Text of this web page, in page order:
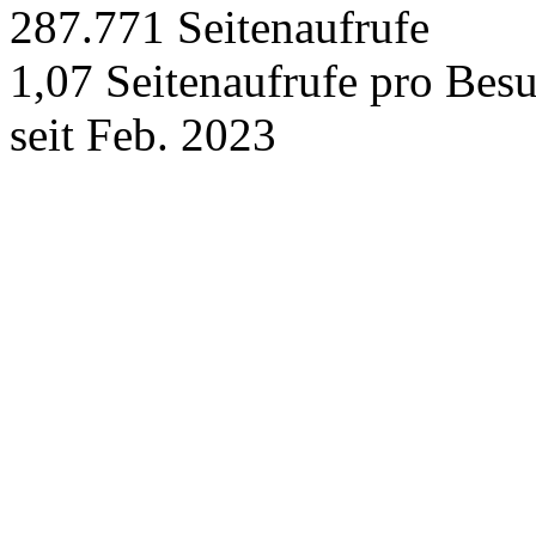
287.771 Seitenaufrufe
1,07 Seitenaufrufe pro
seit Feb. 2023